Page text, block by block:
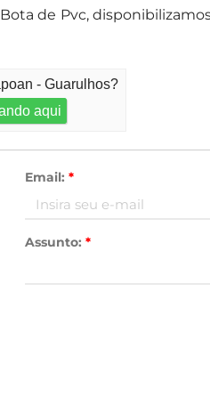
de Pvc,
- Guarulhos?
aqui
Email: *
Assunto: *